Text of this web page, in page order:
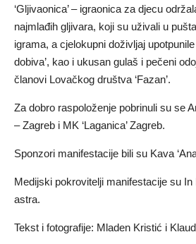
‘Gljivaonica’ – igraonica za djecu
najmlađih gljivara, koji su uživali u
igrama, a cjelokupni doživljaj
dobiva’, kao i ukusan gulaš i pečeni
članovi Lovačkog društva ‘Fazan’.
Za dobro raspoloženje pobrinuli su se
– Zagreb i MK ‘Laganica’ Zagreb.
Sponzori manifestacije bili su Kava
Medijski pokrovitelji manifestacije su
astra.
Tekst i fotografije: Mladen Kristić i